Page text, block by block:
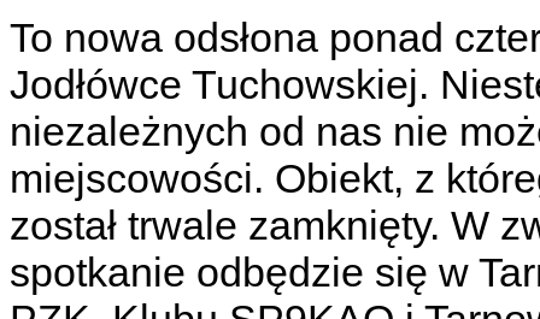
To nowa odsłona ponad
Jodłówce Tuchowskiej.
niezależnych od nas nie
miejscowości. Obiekt, z
został trwale zamknięty. W
spotkanie odbędzie się w